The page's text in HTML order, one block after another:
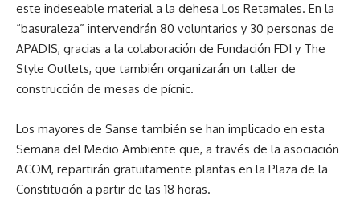
este indeseable material a la dehesa Los Retamales. En la
“basuraleza” intervendrán 80 voluntarios y 30 personas de
APADIS, gracias a la colaboración de Fundación FDI y The
Style Outlets, que también organizarán un taller de
construcción de mesas de pícnic.
Los mayores de Sanse también se han implicado en esta
Semana del Medio Ambiente que, a través de la asociación
ACOM, repartirán gratuitamente plantas en la Plaza de la
Constitución a partir de las 18 horas.